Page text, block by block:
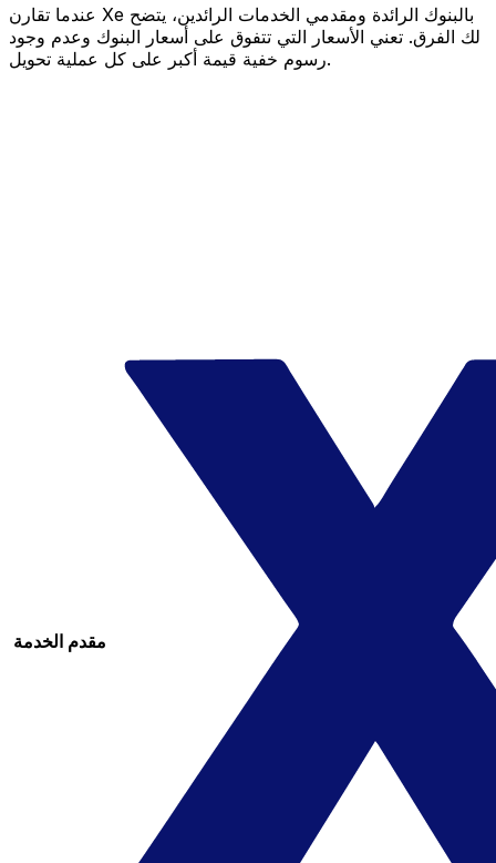
عندما تقارن Xe بالبنوك الرائدة ومقدمي الخدمات الرائدين، يتضح
لك الفرق. تعني الأسعار التي تتفوق على أسعار البنوك وعدم وجود
رسوم خفية قيمة أكبر على كل عملية تحويل.
مقدم الخدمة